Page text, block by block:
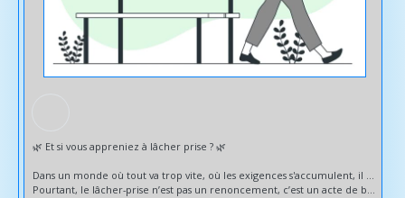
🌿 Et si vous appreniez à lâcher prise ? 🌿
Dans un monde où tout va trop vite, où les exigences s'accumulent, il est parfois difficile de faire une pause…
Pourtant, le lâcher-prise n’est pas un renoncement, c’est un acte de bienveillance envers soi-même.